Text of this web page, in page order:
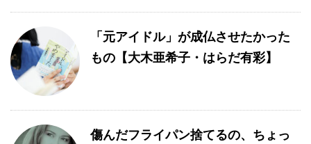
「元アイドル」が成仏させたかった
もの【大木亜希子・はらだ有彩】
傷んだフライパン捨てるの、ちょっ